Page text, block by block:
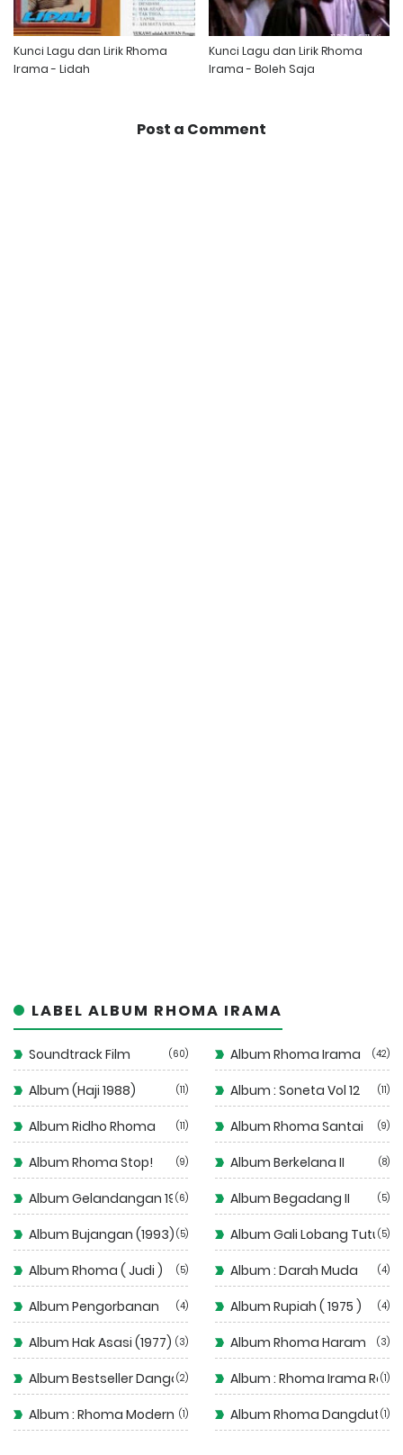
Kunci Lagu dan Lirik Rhoma
Irama - Lidah
Kunci Lagu dan Lirik Rhoma
Irama - Boleh Saja
Post a Comment
LABEL ALBUM RHOMA IRAMA
Soundtrack Film 60 Album Rhoma Irama 42
Album (Haji 1988) 11 Album : Soneta Vol 12 11
Album Ridho Rhoma 11 Album Rhoma Santai 9
Album Rhoma Stop! 9 Album Berkelana II 8
Album Gelandangan 1972
6 Album Begadang II 5
Album Bujangan (1993) 5 Album Gali Lobang Tutup
5
Album Rhoma ( Judi ) 5 Album : Darah Muda 4
Album Pengorbanan 4 Album Rupiah ( 1975 ) 4
Album Hak Asasi (1977) 3 Album Rhoma Haram 3
Album Bestseller Dangdut
2 Album : Rhoma Irama Rela
1
Album : Rhoma Modern 1 Album Rhoma Dangdut 1